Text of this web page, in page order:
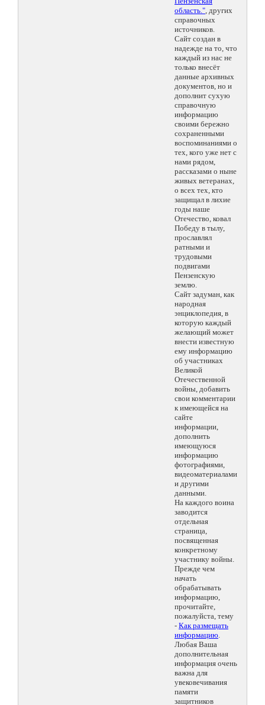
область.", других
справочных
источников.
Сайт создан в
надежде на то, что
каждый из нас не
только внесёт
данные архивных
документов, но и
дополнит сухую
справочную
информацию
своими бережно
сохраненными
воспоминаниями о
тех, кого уже нет с
нами рядом,
рассказами о ныне
живых ветеранах,
о всех тех, кто
защищал в лихие
годы наше
Отечество, ковал
Победу в тылу,
прославлял
ратными и
трудовыми
подвигами
Пензенскую
землю.
Сайт задуман, как
народная
энциклопедия, в
которую каждый
желающий может
внести известную
ему информацию
об участниках
Великой
Отечественной
войны, добавить
свои комментарии
к имеющейся на
сайте
информации,
дополнить
имеющуюся
информацию
фотографиями,
видеоматериалами
и другими
данными.
На каждого воина
заводится
отдельная
страница,
посвященная
конкретному
участнику войны.
Прежде чем
начать
обрабатывать
информацию,
прочитайте,
пожалуйста, тему
- Как размещать
информацию.
Любая Ваша
дополнительная
информация очень
важна для
увековечивания
памяти
защитников